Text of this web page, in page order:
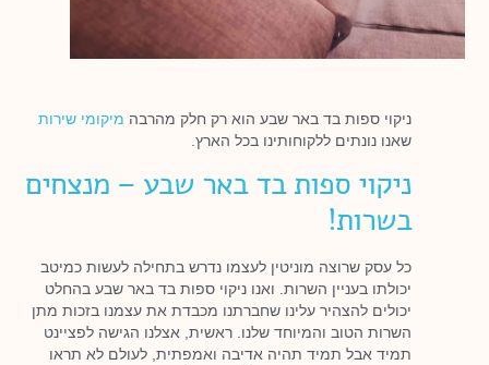
ניקוי ספות בד באר שבע הוא רק חלק מהרבה מיקומי שירות
שאנו נונתים ללקוחותינו בכל הארץ.
ניקוי ספות בד באר שבע – מנצחים
בשרות!
כל עסק שרוצה מוניטין לעצמו נדרש בתחילה לעשות כמיטב
יכולתו בעניין השרות. ואנו ניקוי ספות בד באר שבע בהחלט
יכולים להצהיר עלינו שחברתנו מכבדת את עצמנו בזכות מתן
השרות הטוב והמיוחד שלנו. ראשית, אצלנו הגישה לפציינט
תמיד אבל תמיד תהיה אדיבה ואמפתית, לעולם לא תראו